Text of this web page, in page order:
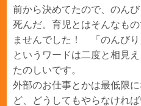
前から決めてたので、のん
死んだ。育児とはそんなも
ませんでした！ 「のんびり
というワードは二度と相見
たのしいです。
外部のお仕事とかは最低限
ど、どうしてもやらなけれ